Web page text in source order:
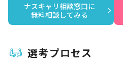
ナスキャリ相談窓口に
無料相談してみる
選考プロセス